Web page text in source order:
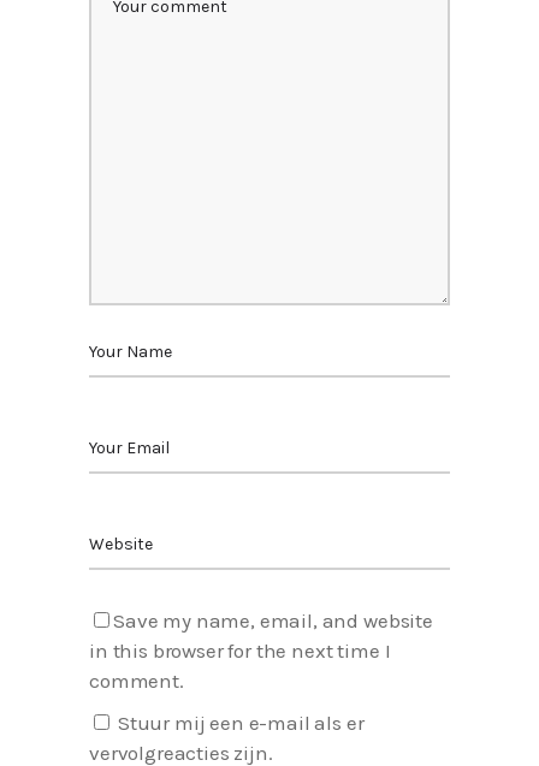
Save my name, email, and website
in this browser for the next time I
comment.
Stuur mij een e-mail als er
vervolgreacties zijn.